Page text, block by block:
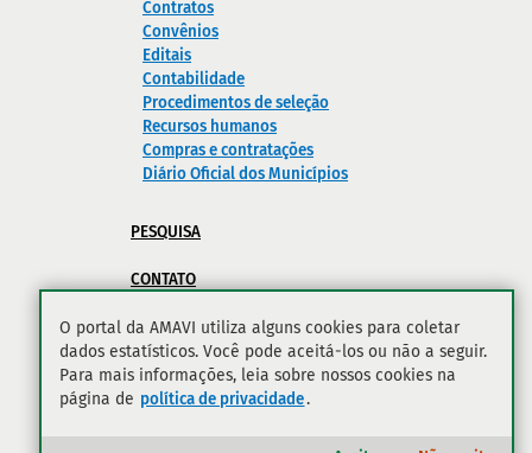
Contratos
Convênios
Editais
Contabilidade
Procedimentos de seleção
Recursos humanos
Compras e contratações
Diário Oficial dos Municípios
PESQUISA
CONTATO
POLÍTICA DE PRIVACIDADE
O portal da AMAVI utiliza alguns cookies para coletar
dados estatísticos. Você pode aceitá-los ou não a seguir.
Para mais informações, leia sobre nossos cookies na
página de política de privacidade.